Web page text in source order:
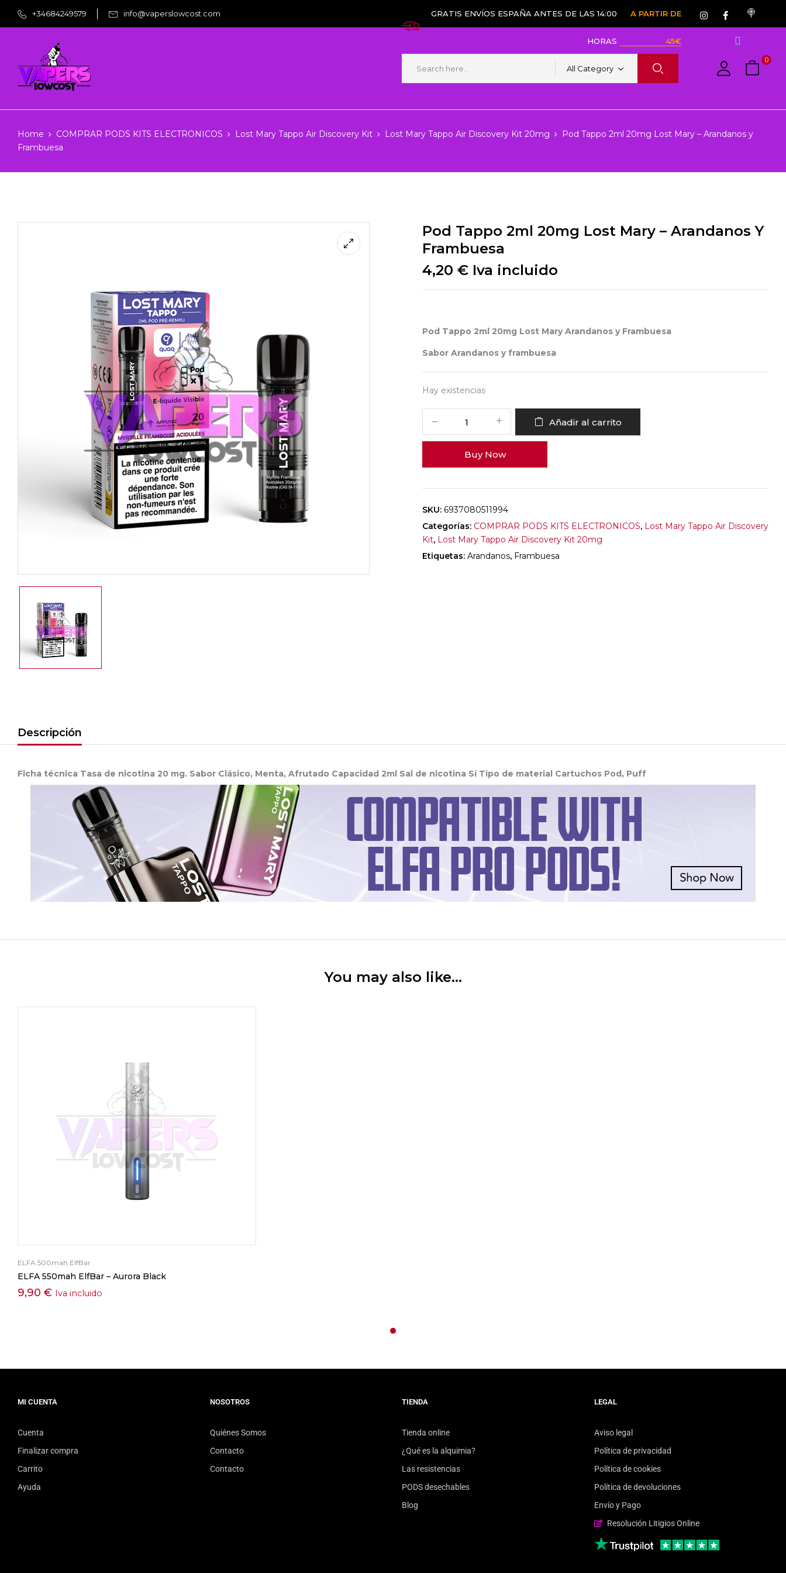
+34684249579 info@vaperslowcost.com GRATIS ENVÍOS ESPAÑA ANTES DE LAS 14:00
HORAS
A PARTIR DE
45€
All Category
0
Home COMPRAR PODS KITS ELECTRONICOS Lost Mary Tappo Air Discovery Kit Lost Mary Tappo Air Discovery Kit 20mg
Pod Tappo 2ml 20mg Lost Mary – Arandanos y
Frambuesa
Pod Tappo 2ml 20mg Lost Mary – Arandanos Y
Frambuesa
4,20 € Iva incluido
Pod Tappo 2ml 20mg Lost Mary Arandanos y Frambuesa
Sabor Arandanos y frambuesa
Hay existencias
Añadir al carrito
Buy Now
SKU: 6937080511994
Categorías: COMPRAR PODS KITS ELECTRONICOS, Lost Mary Tappo Air Discovery
Kit, Lost Mary Tappo Air Discovery Kit 20mg
Etiquetas: Arandanos, Frambuesa
Descripción
Ficha técnica Tasa de nicotina 20 mg. Sabor Clásico, Menta, Afrutado Capacidad 2ml Sal de nicotina Sí Tipo de material Cartuchos Pod, Puff
You may also like…
ELFA 500mah ElfBar
ELFA 550mah ElfBar – Aurora Black
9,90 € Iva incluido
MI CUENTA
Cuenta
Finalizar compra
Carrito
Ayuda
NOSOTROS
Quiénes Somos
Contacto
Contacto
TIENDA
Tienda online
¿Qué es la alquimia?
Las resistencias
PODS desechables
Blog
LEGAL
Aviso legal
Política de privacidad
Política de cookies
Política de devoluciones
Envío y Pago
Resolución Litigios Online